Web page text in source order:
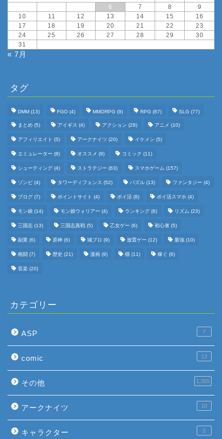
6 7 8
9
10
11 12 13 14 15
16
17
18 19 20 21 22
23
24
25 26 27 28 29
30
31
« 7月
タグ
DMM (13) FGO (4) MMORPG (9) RPG (87) SLG (77)
まとめ (5) アイギス (4) アクション (28) アニメ (10)
アフィリエイト (5) アークナイツ (20) イケメン (5)
エミュレーター (8) オススメ (9) コミック (11)
シューティング (4) ストラテジー (63) スマホゲーム (157)
ゾンビ (4) タワーディフェンス (52) パズル (13) ファンタジー (4)
ブログ (7) ポイントサイト (4) ポイ活 (8) ポイ活スマホ (4)
モン娘 (14) モン娘ウォリアー (4) ランキング (6) リズム (23)
三国志 (13) 三国志真戦 (5) 乙女ゲー (6) 初心者 (5)
副業 (6) 原神 (6) 城プロ (9) 放置ゲー (12) 最強 (10)
格闘 (7) 歴史 (21) 漫画 (9) 猫 (11) 稼ぐ (6)
音楽 (20)
カテゴリー
ASP 7
comic 13
その他 1,365
アークナイツ 10
キャラクター 2